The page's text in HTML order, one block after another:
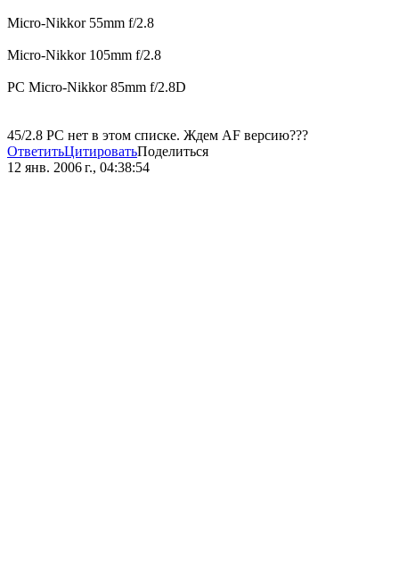
Micro-Nikkor 55mm f/2.8
Micro-Nikkor 105mm f/2.8
PC Micro-Nikkor 85mm f/2.8D
45/2.8 PC нет в этом списке. Ждем АF версию???
ОтветитьЦитироватьПоделиться
12 янв. 2006 г., 04:38:54